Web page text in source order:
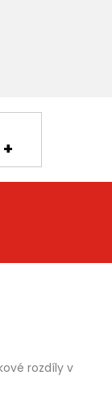
rozdíly v